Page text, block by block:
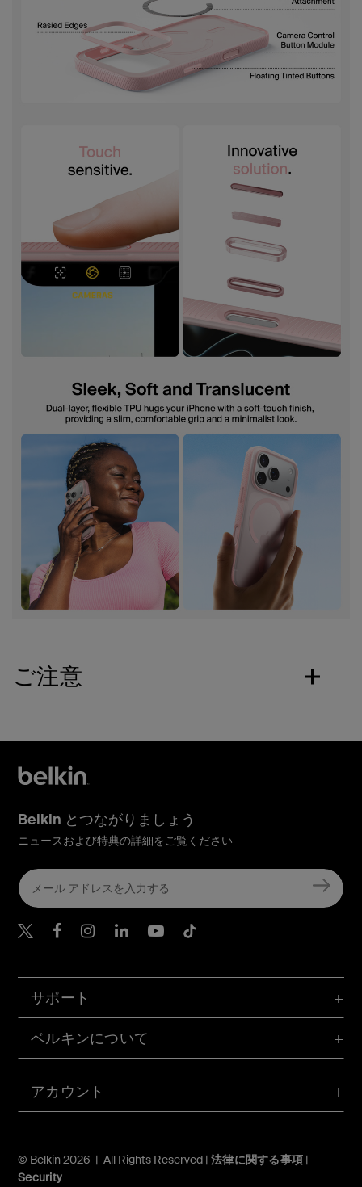
ご注意
アカウント
サポート
ベルキンについて
© Belkin 2026 | All Rights Reserved | 法律に関する事項 |
Security
Belkin とつながりましょう
ニュースおよび特典の詳細をご覧ください
Belkin Twitter
Belkin Facebook
Belkin Instagram
Belkin LinkedIn
Belkin Youtube
Belkin TikTok